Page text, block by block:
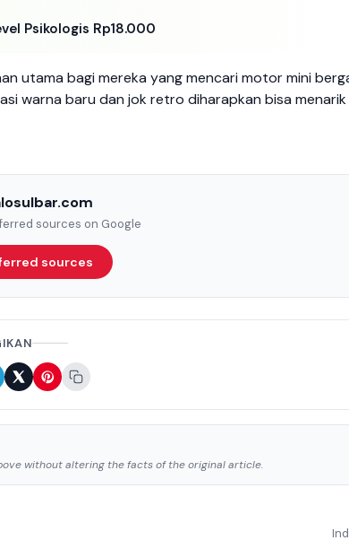
Psikologis Rp18.000
utama bagi mereka yang mencari motor mini
warna baru dan jok retro diharapkan bisa menarik
sources on Google
sources
without altering the facts of the original article.